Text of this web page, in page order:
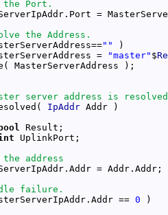
""
=
"master" $
IpAddr
bool
== 0